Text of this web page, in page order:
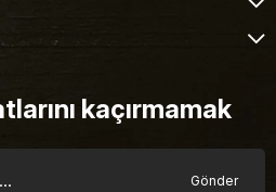
kaçırmamak
Gönder